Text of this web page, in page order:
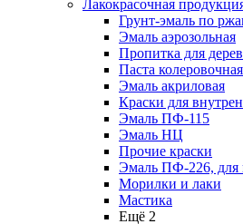
Лакокрасочная
Грунт-эмаль по
Эмаль аэрозольная
Пропитка для
Паста колеровочная
Эмаль акриловая
Краски для
Эмаль ПФ-115
Эмаль НЦ
Прочие краски
Эмаль ПФ-226, для
Морилки и лаки
Мастика
Ещё 2